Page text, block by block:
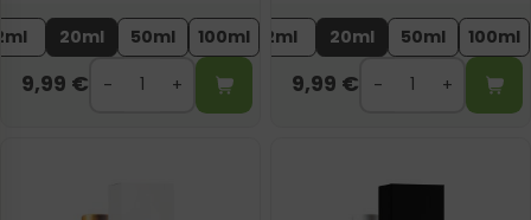
20ml 50ml 100ml
9,99 €
2ml 20ml 50ml 100ml
9,99 €